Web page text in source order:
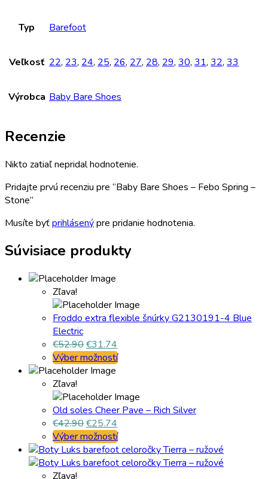
Typ Barefoot
Veľkosť 22, 23, 24, 25, 26, 27, 28, 29, 30, 31, 32, 33
Výrobca Baby Bare Shoes
Recenzie
Nikto zatiaľ nepridal hodnotenie.
Pridajte prvú recenziu pre “Baby Bare Shoes – Febo Spring –
Stone”
Musíte byťprihlásenýpre pridanie hodnotenia.
Súvisiace produkty
Zľava!
Froddo extra flexible šnúrky G2130191-4 Blue
Electric
€52.90€31.74
Výber možností
Zľava!
Old soles Cheer Pave – Rich Silver
€42.90€25.74
Výber možností
Zľava!